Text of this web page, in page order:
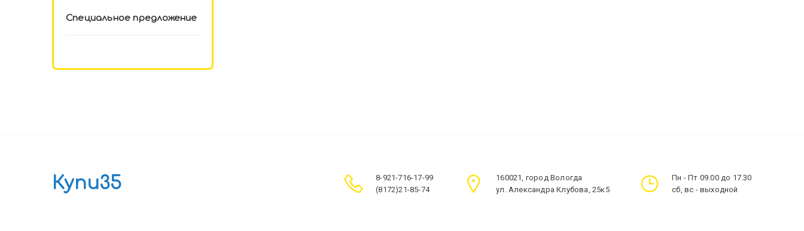
Специальное предложение
Купи35
8-921-716-17-99
(8172)21-85-74
160021, город Вологда
ул. Александра Клубова, 25к5
Пн - Пт 09.00 до 17.30
сб, вс - выходной